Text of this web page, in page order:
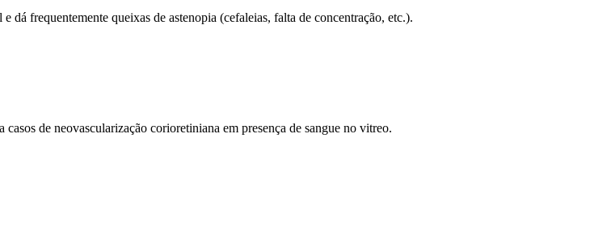
frequentemente queixas de astenopia (cefaleias, falta de concentração, etc.).
de neovascularização corioretiniana em presença de sangue no vitreo.